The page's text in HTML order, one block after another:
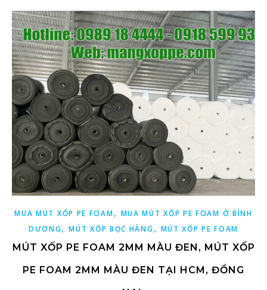
MUA MÚT XỐP PE FOAM, MUA MÚT XỐP PE FOAM Ở BÌNH
DƯƠNG,MÚT XỐP BỌC HÀNG, MÚT XỐP PE FOAM
MÚT XỐP PE FOAM 2MM MÀU ĐEN, MÚT XỐP
PE FOAM 2MM MÀU ĐEN TẠI HCM, ĐỒNG